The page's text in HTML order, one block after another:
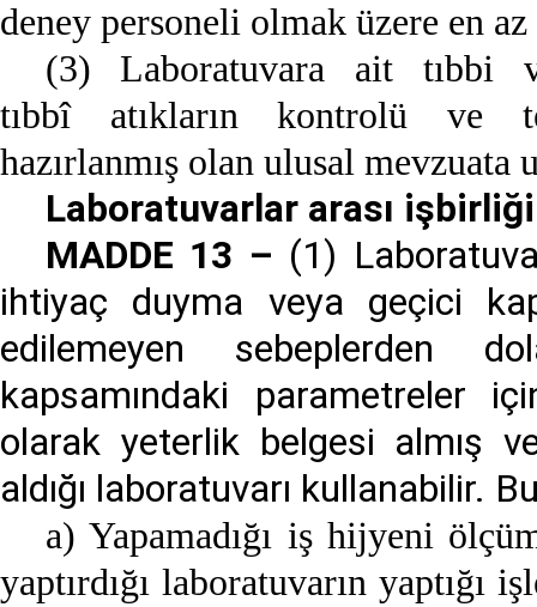
deney personeli olmak üzere en
(3) Laboratuvara ait
tıbbî atıkların kontrolü ve
hazırlanmış olan ulusal
Laboratuvarlar arası işbirliği
MADDE 13 – (1)
ihtiyaç duyma veya geçici
edilemeyen sebeplerden
kapsamındaki parametreler
olarak yeterlik belgesi almış
aldığı laboratuvarı kullanabilir.
a) Yapamadığı iş hijyeni
yaptırdığı laboratuvarın yaptığı